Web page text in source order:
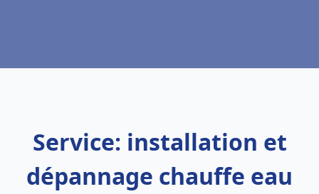
Service: installation et
dépannage chauffe eau